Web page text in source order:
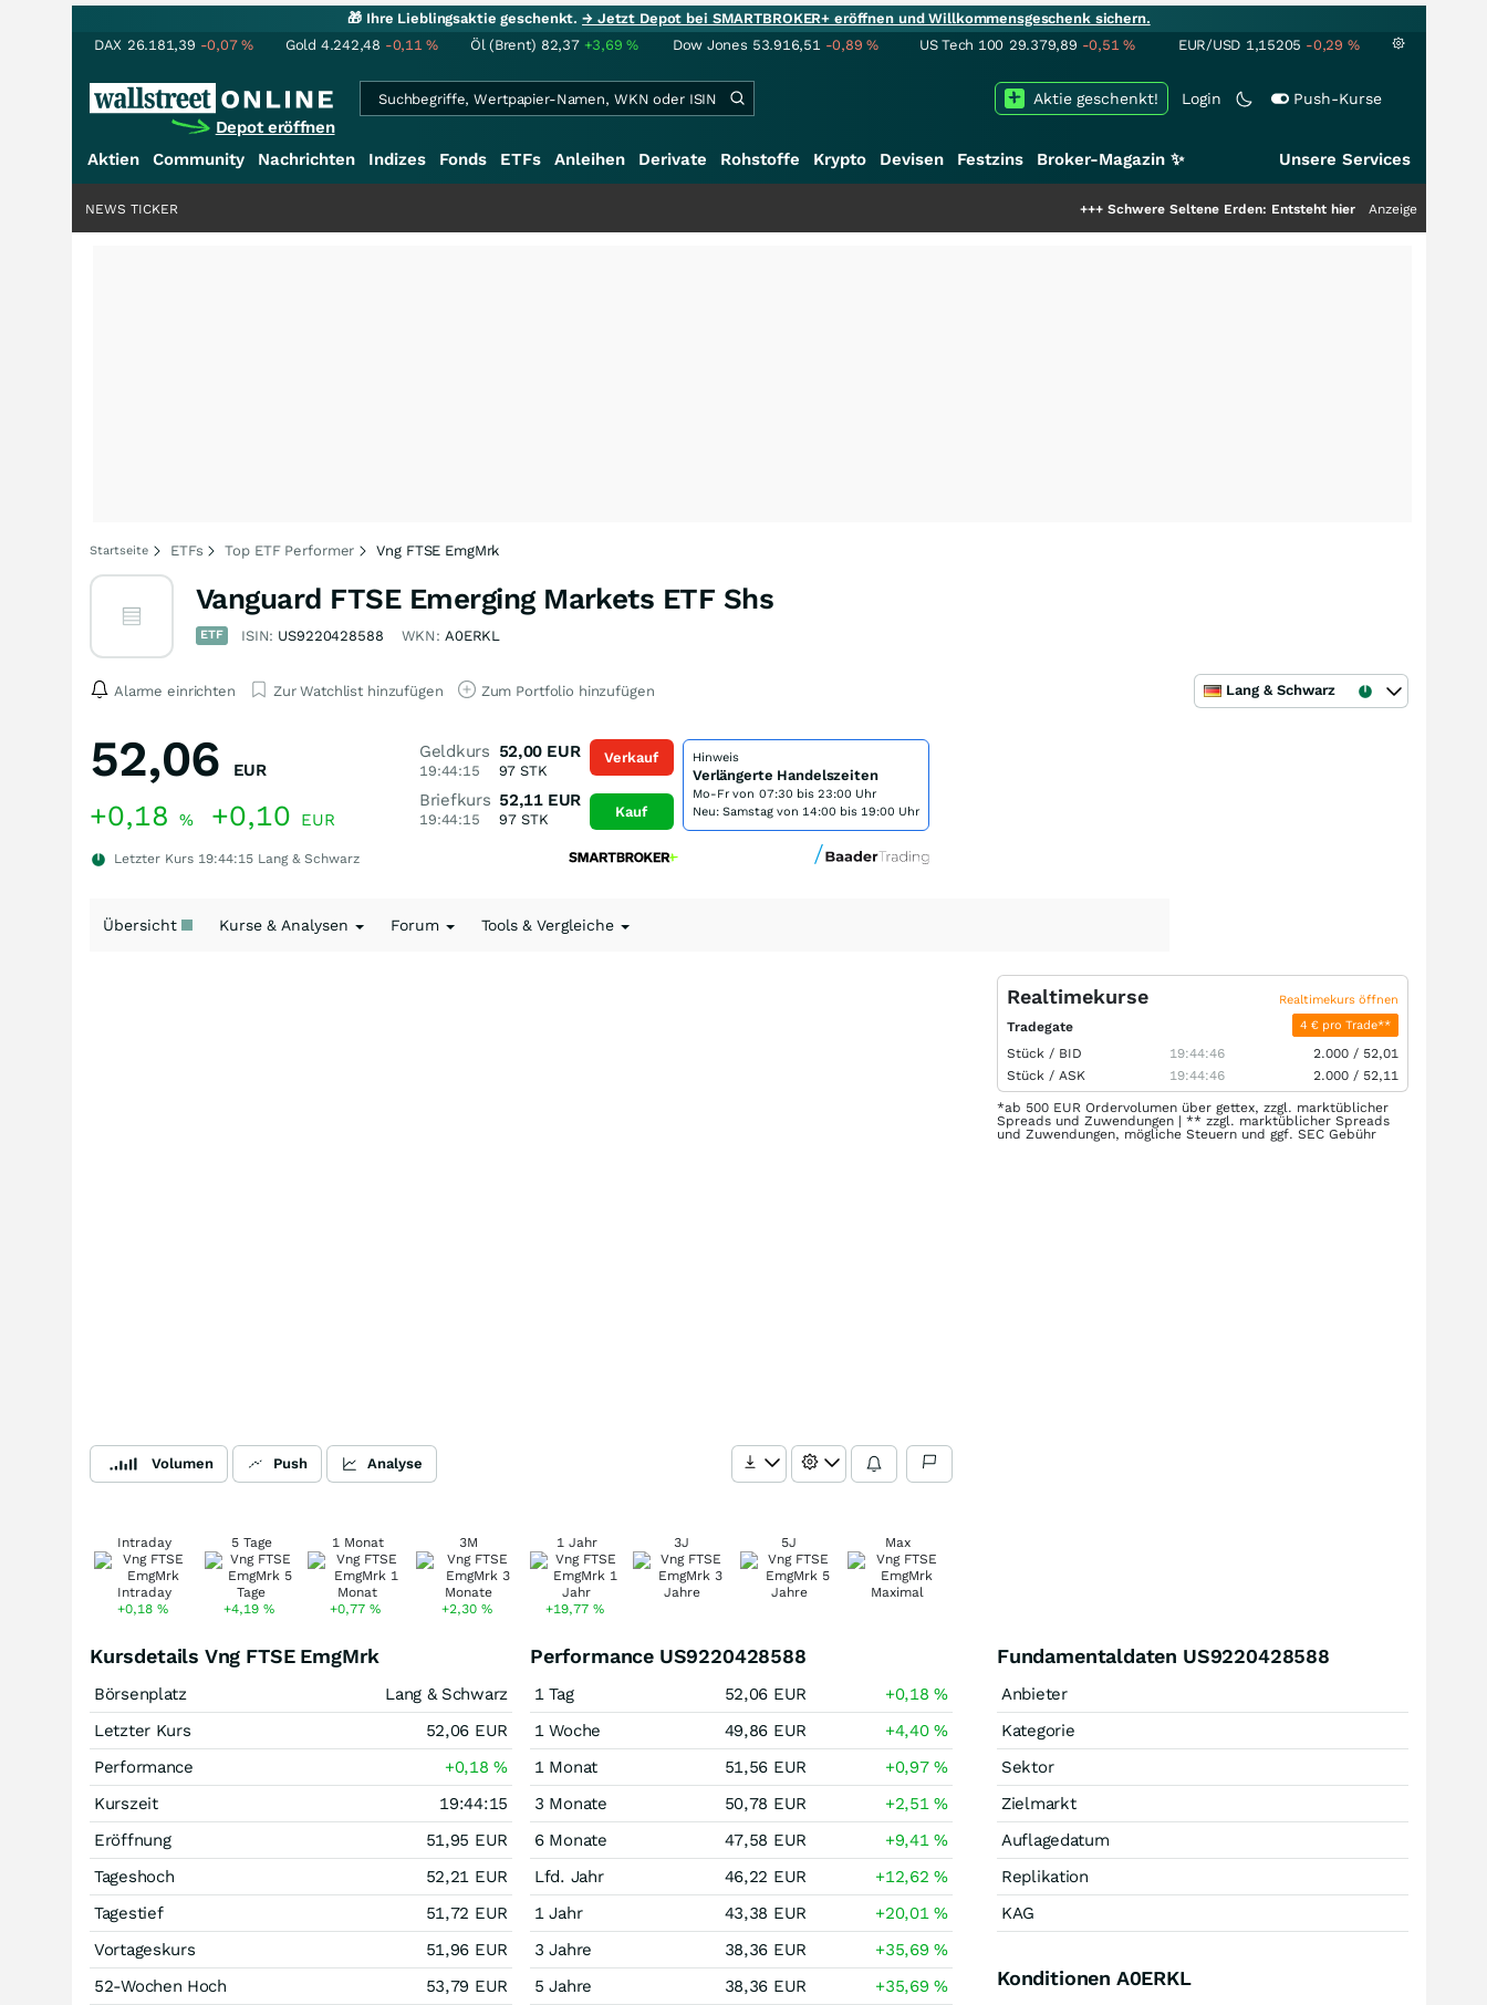
🎁 Ihre Lieblingsaktie geschenkt.→ Jetzt Depot bei SMARTBROKER+ eröffnen und Willkommensgeschenk sichern.
DAX 26.181,39 -0,07% Gold 4.242,48 -0,11% Öl (Brent) 82,37 +3,69% Dow Jones 53.916,51 -0,89% US Tech 100 29.379,89 -0,51% EUR/USD 1,15205 -0,29 %
Depot eröffnen
Login Push-Kurse
Aktie geschenkt!
Aktien Community Nachrichten Indizes Fonds ETFs Anleihen Derivate Rohstoffe Krypto Devisen Festzins Broker-Magazin ✨ Unsere Services
Schwere Seltene Erden: Entsteht hier die nächste Milliardenstory?
Anzeige
NEWS TICKER
Startseite ETFs Top ETF Performer Vng FTSE EmgMrk
Vanguard FTSE Emerging Markets ETF Shs
ETF ISIN: US9220428588 WKN: A0ERKL
Alarme einrichten Zur Watchlist hinzufügen Zum Portfolio hinzufügen Lang & Schwarz
52,06 EUR
+0,18 % +0,10 EUR
Letzter Kurs 19:44:15 Lang & Schwarz
Geldkurs
19:44:15
52,00 EUR
97 STK
Briefkurs
19:44:15
52,11 EUR
97 STK
Verkauf
Kauf
Hinweis
Verlängerte Handelszeiten
Mo-Fr von 07:30 bis 23:00 Uhr
Neu: Samstag von 14:00 bis 19:00 Uhr
Übersicht Kurse & Analysen Forum Tools & Vergleiche
Volumen Push Analyse
Intraday
+0,18 %
5 Tage
+4,19%
1 Monat
+0,77%
3M
+2,30 %
1 Jahr
+19,77 %
3J 5J Max
Realtimekurse Realtimekurs öffnen
Tradegate 4 € pro Trade**
Stück / BID 19:44:46 2.000 / 52,01
Stück / ASK 19:44:46 2.000 / 52,11
*ab 500 EUR Ordervolumen über gettex, zzgl. marktüblicher
Spreads und Zuwendungen | ** zzgl. marktüblicher Spreads
und Zuwendungen, mögliche Steuern und ggf. SEC Gebühr
Kursdetails Vng FTSE EmgMrk
Börsenplatz
Lang & Schwarz
Letzter Kurs
52,06 EUR
Performance
+0,18%
Kurszeit
19:44:15
Eröffnung
51,95 EUR
Tageshoch
52,21 EUR
Tagestief
51,72 EUR
Vortageskurs
51,96 EUR
52-Wochen Hoch
53,79 EUR
Performance US9220428588
1 Tag 52,06 EUR +0,18%
1 Woche
49,86 EUR +4,40%
1 Monat
51,56 EUR +0,97%
3 Monate
50,78 EUR +2,51%
6 Monate
47,58 EUR +9,41%
Lfd. Jahr
46,22 EUR +12,62%
1 Jahr
43,38 EUR +20,01%
3 Jahre
38,36 EUR +35,69%
5 Jahre
38,36 EUR +35,69%
Fundamentaldaten US9220428588
Anbieter
Kategorie
Sektor
Zielmarkt
Auflagedatum
Replikation
KAG
Konditionen A0ERKL